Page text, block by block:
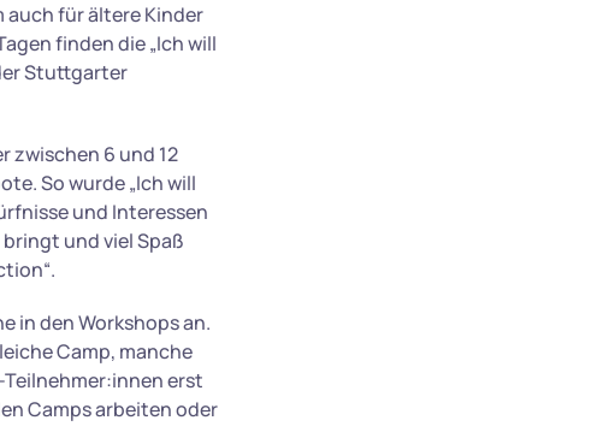
auch für ältere Kinder
finden die „Ich will
Stuttgarter
zwischen 6 und 12
So wurde „Ich will
und Interessen
und viel Spaß
in den Workshops an.
Camp, manche
erst
Camps arbeiten oder